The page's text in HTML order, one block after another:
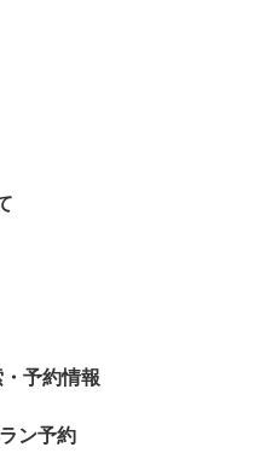
予約情報
ン予約